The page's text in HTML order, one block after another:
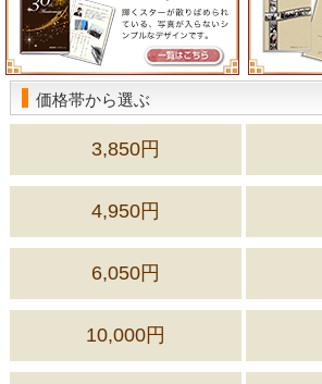
価格帯から選ぶ
3,850円
4,950円
6,050円
10,000円